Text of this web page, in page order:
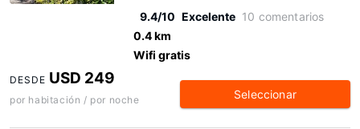
9.4/10 Excelente 10 comentarios
0.4 km
Wifi gratis
DESDE USD 249
por habitación / por noche Seleccionar